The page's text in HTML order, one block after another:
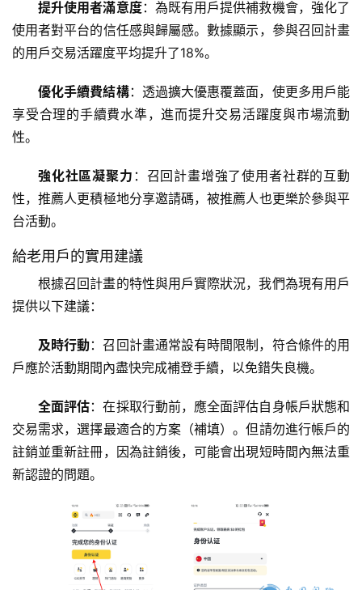
提升使用者滿意度：為既有用戶提供補救機會，強化了
使用者對平台的信任感與歸屬感。數據顯示，參與召回計畫
的用戶交易活躍度平均提升了18%。
優化手續費結構：透過擴大優惠覆蓋面，使更多用戶能
享受合理的手續費水準，進而提升交易活躍度與市場流動
性。
強化社區凝聚力 ：召回計畫增強了使用者社群的互動
性，推薦人更積極地分享邀請碼，被推薦人也更樂於參與平
台活動。
給老用戶的實用建議
根據召回計畫的特性與用戶實際狀況，我們為現有用戶
提供以下建議：
及時行動：召回計畫通常設有時間限制，符合條件的用
戶應於活動期間內盡快完成補登手續，以免錯失良機。
全面評估：在採取行動前，應全面評估自身帳戶狀態和
交易需求，選擇最適合的方案（補填）。但請勿進行帳戶的
註銷並重新註冊，因為註銷後，可能會出現短時間內無法重
新認證的問題。